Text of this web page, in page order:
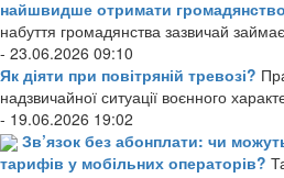
найшвидше отримати
набуття громадянства зазвичай
- 23.06.2026 09:10
Як діяти при повітряній тревозі?
надзвичайної ситуації воєнного
- 19.06.2026 19:02
Зв’язок без абонплати: чи
тарифів у мобільних операторів?